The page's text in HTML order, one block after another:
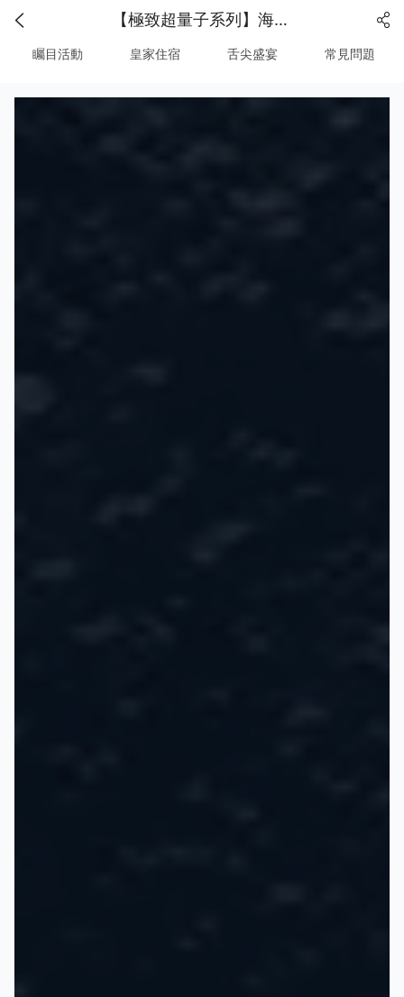
【極致超量子系列】海洋光譜號 ‧ 探索世界級海上府邸與美饌
矚目活動 皇家住宿 舌尖盛宴 常見問題